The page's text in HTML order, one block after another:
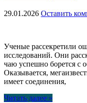
29.01.2026 Оставить
Ученые рассекретили
исследований. Они
чаю успешно борется с
Оказывается,
имеет соединения,
Читать далее »